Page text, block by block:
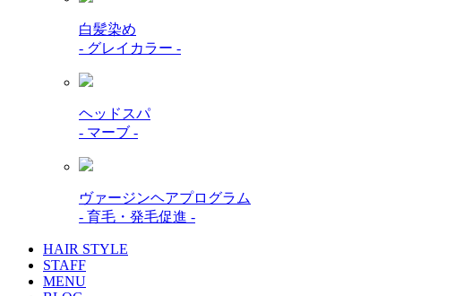
白髪染め
- グレイカラー -
ヘッドスパ
- マーブ -
ヴァージンヘアプログラム
- 育毛・発毛促進 -
HAIR STYLE
STAFF
MENU